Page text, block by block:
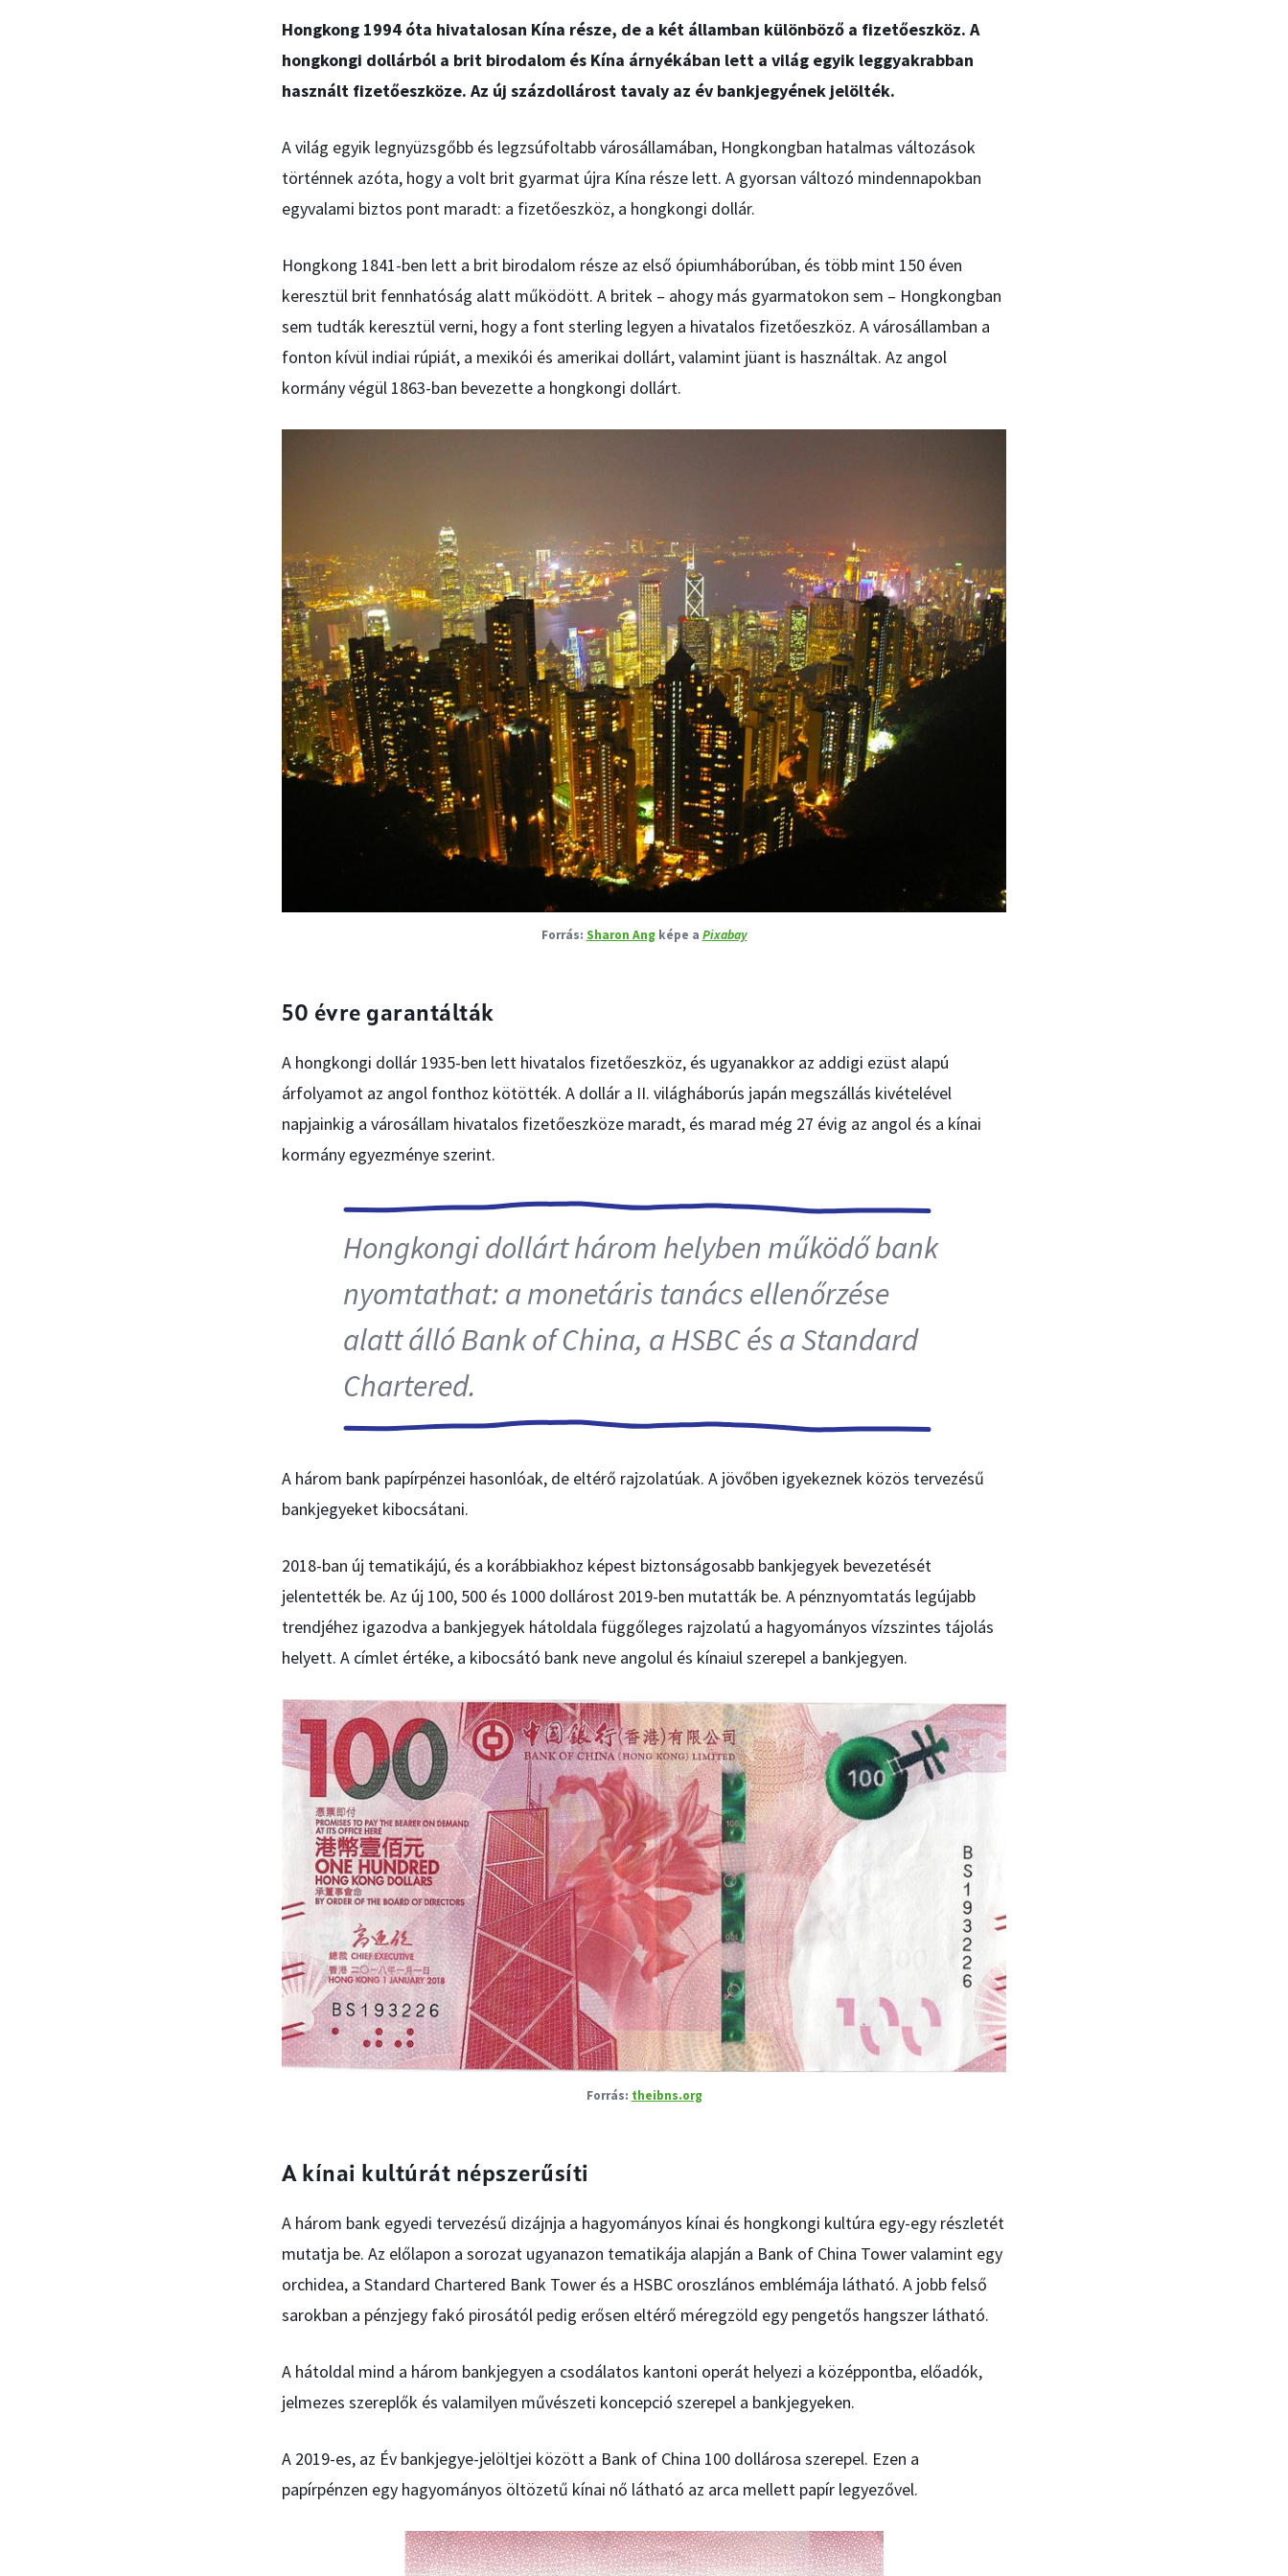
Hongkong 1994 óta hivatalosan Kína része, de a két államban különböző a fizetőeszköz. A
hongkongi dollárból a brit birodalom és Kína árnyékában lett a világ egyik leggyakrabban
használt fizetőeszköze. Az új százdollárost tavaly az év bankjegyének jelölték.
A világ egyik legnyüzsgőbb és legzsúfoltabb városállamában, Hongkongban hatalmas változások
történnek azóta, hogy a volt brit gyarmat újra Kína része lett. A gyorsan változó mindennapokban
egyvalami biztos pont maradt: a fizetőeszköz, a hongkongi dollár.
Hongkong 1841-ben lett a brit birodalom része az első ópiumháborúban, és több mint 150 éven
keresztül brit fennhatóság alatt működött. A britek – ahogy más gyarmatokon sem – Hongkongban
sem tudták keresztül verni, hogy a font sterling legyen a hivatalos fizetőeszköz. A városállamban a
fonton kívül indiai rúpiát, a mexikói és amerikai dollárt, valamint jüant is használtak. Az angol
kormány végül 1863-ban bevezette a hongkongi dollárt.
Sharon Ang képe a Pixabay
50 évre garantálták
A hongkongi dollár 1935-ben lett hivatalos fizetőeszköz, és ugyanakkor az addigi ezüst alapú
árfolyamot az angol fonthoz kötötték. A dollár a II. világháborús japán megszállás kivételével
napjainkig a városállam hivatalos fizetőeszköze maradt, és marad még 27 évig az angol és a kínai
kormány egyezménye szerint.
Hongkongi dollárt három helyben működő bank
nyomtathat: a monetáris tanács ellenőrzése
alatt álló Bank of China, a HSBC és a Standard
Chartered.
A három bank papírpénzei hasonlóak, de eltérő rajzolatúak. A jövőben igyekeznek közös tervezésű
bankjegyeket kibocsátani.
2018-ban új tematikájú, és a korábbiakhoz képest biztonságosabb bankjegyek bevezetését
jelentették be. Az új 100, 500 és 1000 dollárost 2019-ben mutatták be. A pénznyomtatás legújabb
trendjéhez igazodva a bankjegyek hátoldala függőleges rajzolatú a hagyományos vízszintes tájolás
helyett. A címlet értéke, a kibocsátó bank neve angolul és kínaiul szerepel a bankjegyen.
theibns.org
A kínai kultúrát népszerűsíti
A három bank egyedi tervezésű dizájnja a hagyományos kínai és hongkongi kultúra egy-egy részletét
mutatja be. Az előlapon a sorozat ugyanazon tematikája alapján a Bank of China Tower valamint egy
orchidea, a Standard Chartered Bank Tower és a HSBC oroszlános emblémája látható. A jobb felső
sarokban a pénzjegy fakó pirosától pedig erősen eltérő méregzöld egy pengetős hangszer látható.
A hátoldal mind a három bankjegyen a csodálatos kantoni operát helyezi a középpontba, előadók,
jelmezes szereplők és valamilyen művészeti koncepció szerepel a bankjegyeken.
A 2019-es, az Év bankjegye-jelöltjei között a Bank of China 100 dollárosa szerepel. Ezen a
papírpénzen egy hagyományos öltözetű kínai nő látható az arca mellett papír legyezővel.